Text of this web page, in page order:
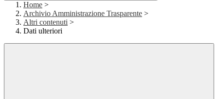
Home >
Archivio Amministrazione Trasparente >
Altri contenuti >
Dati ulteriori